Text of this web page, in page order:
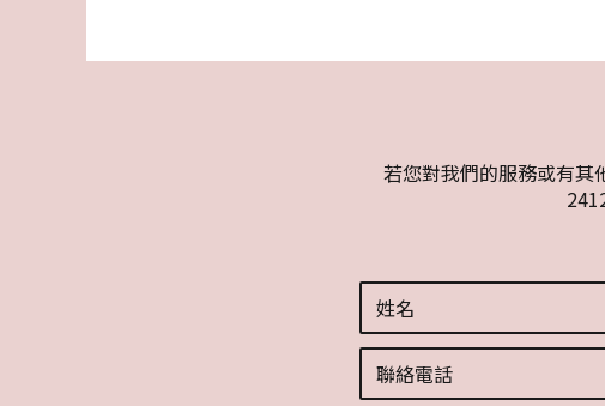
若您對我們的服務或有其